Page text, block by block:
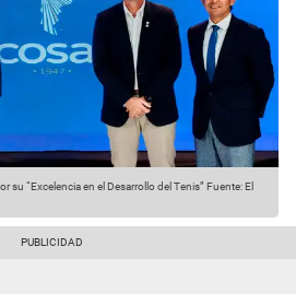
su “Excelencia en el Desarrollo del Tenis” Fuente: El